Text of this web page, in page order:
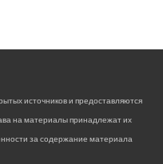
источников и предоставляются
на материалы принадлежат их
за содержание материала